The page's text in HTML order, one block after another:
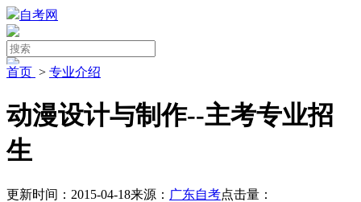
自考网
首页 > 专业介绍
动漫设计与制作--主考专业招
生
更新时间：2015-04-18来源： 广东自考点击量：